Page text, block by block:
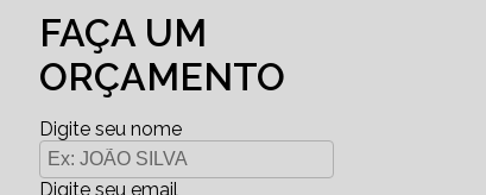
FAÇA UM
ORÇAMENTO
Digite seu nome
Digite seu email